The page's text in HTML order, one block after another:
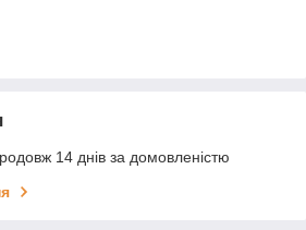
14 днів за домовленістю